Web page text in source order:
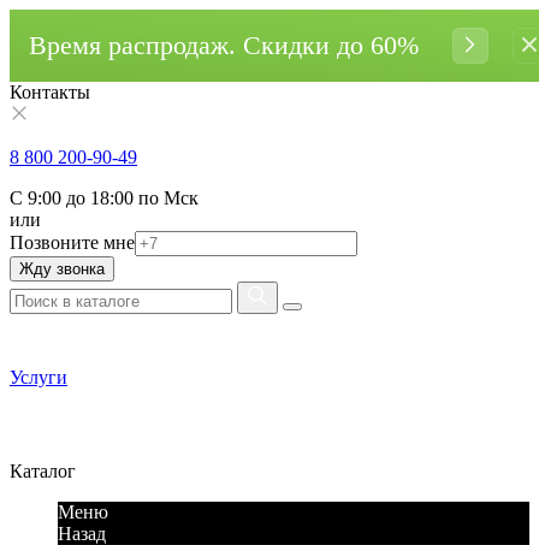
Время распродаж. Cкидки до 60%
Контакты
8 800 200-90-49
С 9:00 до 18:00 по Мск
или
Позвоните мне
Жду звонка
Услуги
Каталог
Меню
Назад